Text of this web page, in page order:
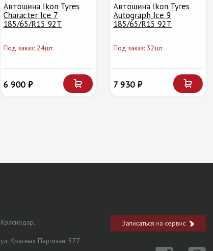
Автошина Ikon Tyres
Character Ice 7
185/65/R15 92T
Под заказ: 24шт.
6 900 ₽
Автошина Ikon Tyres
Autograph Ice 9
185/65/R15 92T
Под заказ: 32шт.
7 930 ₽
Краснодар,
ул. Красных Партизан, 377
Записаться на сервис